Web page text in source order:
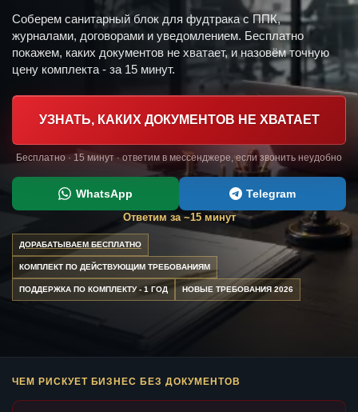
Соберем санитарный блок для фудтрака с ППК,
журналами, договорами и уведомлением. Бесплатно
покажем, каких документов не хватает, и назовём точную
цену комплекта - за 15 минут.
УЗНАТЬ, КАКИХ ДОКУМЕНТОВ НЕ ХВАТАЕТ
Бесплатно · 15 минут · ответим в мессенджере, если звонить неудобно
WhatsApp Telegram
Ответим за ~15 минут
ДОРАБАТЫВАЕМ БЕСПЛАТНО
КОМПЛЕКТ ПО ДЕЙСТВУЮЩИМ ТРЕБОВАНИЯМ
ПОДДЕРЖКА ПО КОМПЛЕКТУ - 1 ГОД НОВЫЕ ТРЕБОВАНИЯ 2026
ЧЕМ РИСКУЕТ БИЗНЕС БЕЗ ДОКУМЕНТОВ